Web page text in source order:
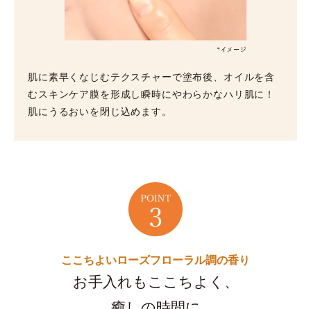
肌に素早くなじむテクスチャーで塗布後、オイルを含
むスキンケア膜を形成し瞬時にやわらかなハリ肌に！
肌にうるおいを閉じ込めます。
ここちよいローズフローラル調の香り
お手入れもここちよく、